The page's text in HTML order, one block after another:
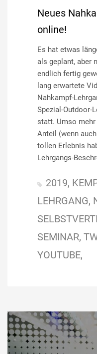
Neues
online!
Es hat etwas
als geplant, aber
endlich fertig
lang erwartete
Nahkampf-
Spezial-Outdoor-
statt. Umso
Anteil (wenn
tollen Erlebnis
Lehrgangs-
2019
LEHRGANG
SEMINAR
YOUTUBE